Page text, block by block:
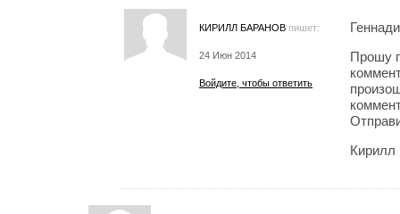
КИРИЛЛ БАРАНОВ пишет:
24 Июн 2014
Войдите, чтобы ответить
Прошу
Кирилл